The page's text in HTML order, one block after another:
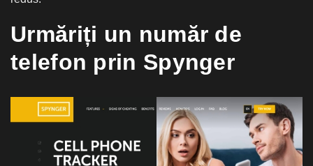
Urmăriți un număr de
telefon prin Spynger